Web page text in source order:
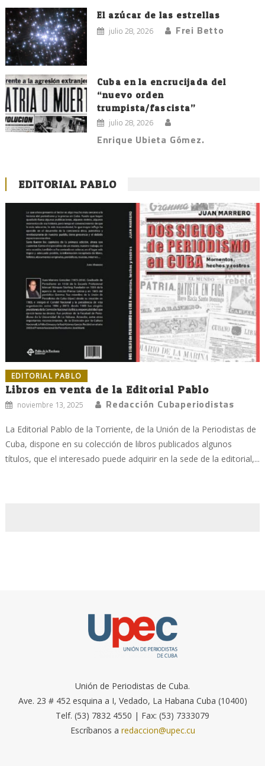
El azúcar de las estrellas
julio 28, 2026 Frei Betto
Cuba en la encrucijada del
“nuevo orden
trumpista/fascista”
julio 28, 2026
Enrique Ubieta Gómez.
EDITORIAL PABLO
EDITORIAL PABLO
Libros en venta de la Editorial Pablo
noviembre 13, 2025 Redacción Cubaperiodistas
La Editorial Pablo de la Torriente, de la Unión de la Periodistas de
Cuba, dispone en su colección de libros publicados algunos
títulos, que el interesado puede adquirir en la sede de la editorial,...
Unión de Periodistas de Cuba.
Ave. 23 # 452 esquina a I, Vedado, La Habana Cuba (10400)
Telf. (53) 7832 4550 | Fax: (53) 7333079
Escríbanos a redaccion@upec.cu